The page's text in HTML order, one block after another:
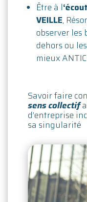
Être à l
VEILLE,
observer les
dehors ou
mieux
Savoir faire
sens collectif
d’entreprise
sa singularité